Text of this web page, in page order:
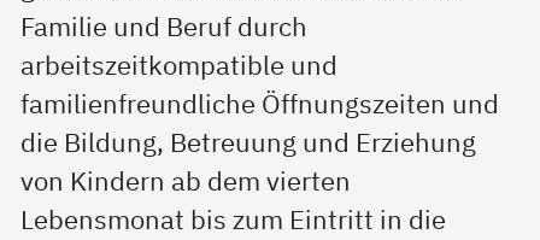
Familie und Beruf durch
arbeitszeitkompatible und
familienfreundliche Öffnungszeiten und
die Bildung, Betreuung und Erziehung
von Kindern ab dem vierten
Lebensmonat bis zum Eintritt in die